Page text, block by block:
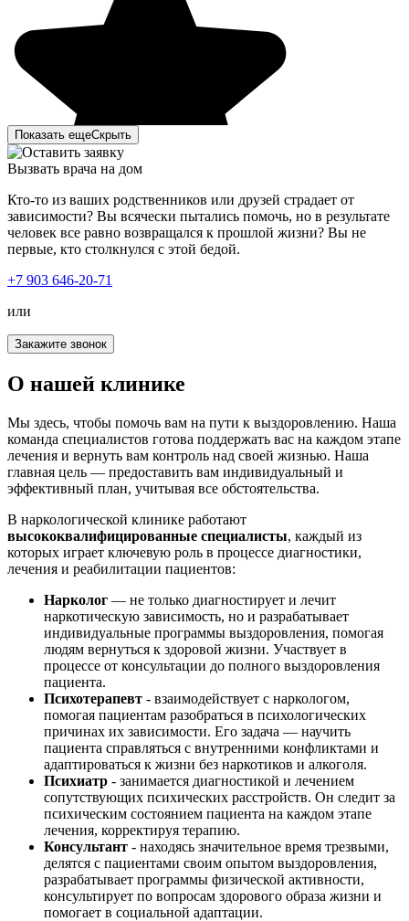
Показать ещеСкрыть
Вызвать врача на дом
Кто-то из ваших родственников или друзей страдает от
зависимости? Вы всячески пытались помочь, но в результате
человек все равно возвращался к прошлой жизни? Вы не
первые, кто столкнулся с этой бедой.
+7 903 646-20-71
или
Закажите звонок
О нашей клинике
Мы здесь, чтобы помочь вам на пути к выздоровлению. Наша
команда специалистов готова поддержать вас на каждом этапе
лечения и вернуть вам контроль над своей жизнью. Наша
главная цель — предоставить вам индивидуальный и
эффективный план, учитывая все обстоятельства.
В наркологической клинике работают
высококвалифицированные специалисты, каждый из
которых играет ключевую роль в процессе диагностики,
лечения и реабилитации пациентов:
Нарколог — не только диагностирует и лечит
наркотическую зависимость, но и разрабатывает
индивидуальные программы выздоровления, помогая
людям вернуться к здоровой жизни. Участвует в
процессе от консультации до полного выздоровления
пациента.
Психотерапевт - взаимодействует с наркологом,
помогая пациентам разобраться в психологических
причинах их зависимости. Его задача — научить
пациента справляться с внутренними конфликтами и
адаптироваться к жизни без наркотиков и алкоголя.
Психиатр - занимается диагностикой и лечением
сопутствующих психических расстройств. Он следит за
психическим состоянием пациента на каждом этапе
лечения, корректируя терапию.
Консультант - находясь значительное время трезвыми,
делятся с пациентами своим опытом выздоровления,
разрабатывает программы физической активности,
консультирует по вопросам здорового образа жизни и
помогает в социальной адаптации.